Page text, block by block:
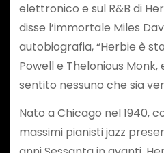
elettronico e sul R&B di
disse l’immortale Miles
autobiografia, “Herbie è
Powell e Thelonious
sentito nessuno che sia
Nato a Chicago nel 1940,
massimi pianisti jazz